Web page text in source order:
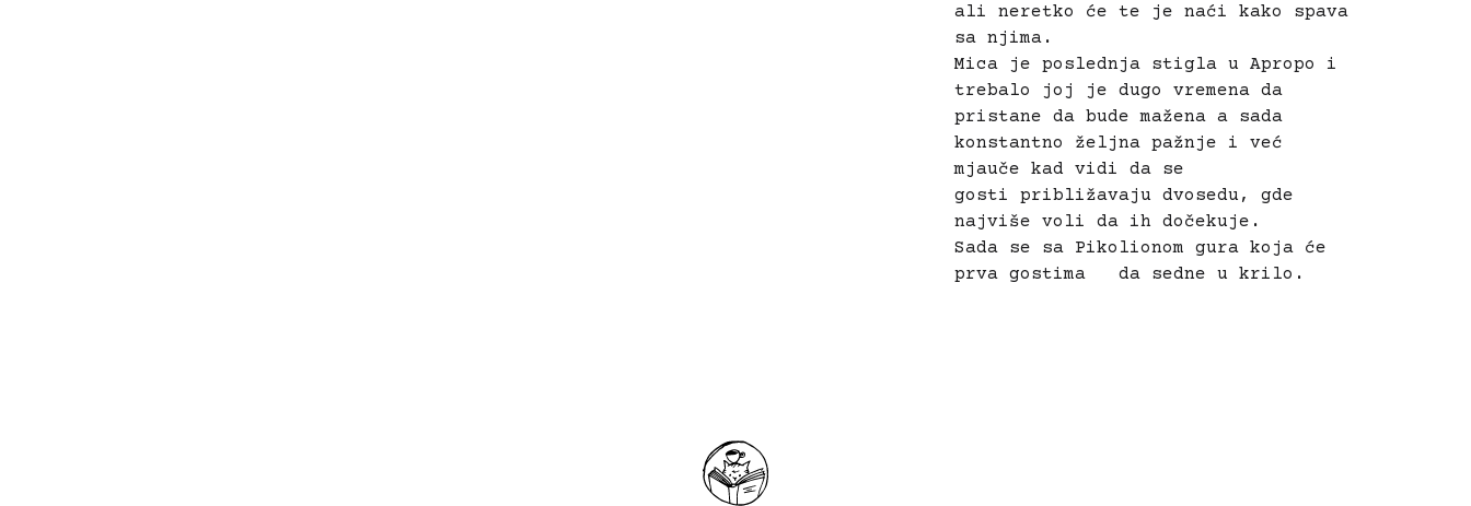
ali neretko će te je naći kako spava
sa njima.
Mica je poslednja stigla u Apropo i
trebalo joj je dugo vremena da
pristane da bude mažena a sada
konstantno željna pažnje i već
mjauče kad vidi da se
gosti približavaju dvosedu, gde
najviše voli da ih dočekuje.
Sada se sa Pikolionom gura koja će
prva gostima da sedne u krilo.